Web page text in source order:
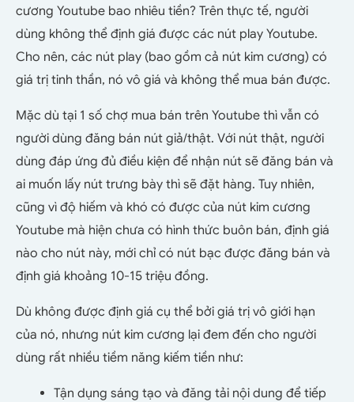
cương Youtube bao nhiêu tiền? Trên thực tế, người
dùng không thể định giá được các nút play Youtube.
Cho nên, các nút play (bao gồm cả nút kim cương) có
giá trị tinh thần, nó vô giá và không thể mua bán được.
Mặc dù tại 1 số chợ mua bán trên Youtube thì vẫn có
người dùng đăng bán nút giả/thật. Với nút thật, người
dùng đáp ứng đủ điều kiện để nhận nút sẽ đăng bán và
ai muốn lấy nút trưng bày thì sẽ đặt hàng. Tuy nhiên,
cũng vì độ hiếm và khó có được của nút kim cương
Youtube mà hiện chưa có hình thức buôn bán, định giá
nào cho nút này, mới chỉ có nút bạc được đăng bán và
định giá khoảng 10-15 triệu đồng.
Dù không được định giá cụ thể bởi giá trị vô giới hạn
của nó, nhưng nút kim cương lại đem đến cho người
dùng rất nhiều tiềm năng kiếm tiền như:
Tận dụng sáng tạo và đăng tải nội dung để tiếp